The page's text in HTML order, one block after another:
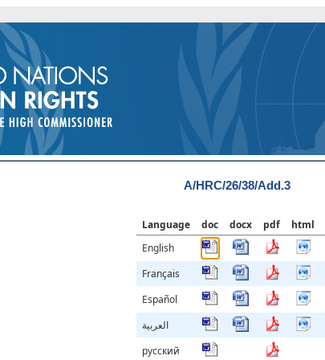
A/HRC/26/38/Add.3
Language doc docx pdf html
English
Français
Español
العربية
русский